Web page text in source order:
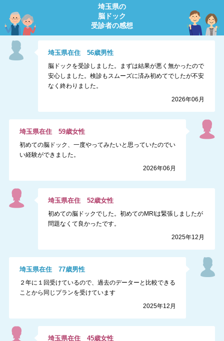
埼玉県の
脳ドック
受診者の感想
埼玉県在住56歳男性
脳ドックを受診しました。まずは結果が悪く無かったので
安心しました。検診もスムーズに済み初めてでしたが不安
なく終わりました。
2026年06月
埼玉県在住 59歳女性
初めての脳ドック、一度やってみたいと思っていたのでい
い経験ができました。
2026年06月
埼玉県在住52歳女性
初めての脳ドックでした。初めてのMRIは緊張しましたが
問題なくて良かったです。
2025年12月
埼玉県在住 77歳男性
２年に１回受けているので、過去のデーターと比較できる
ことから同じプランを受けています
2025年12月
埼玉県在住45歳女性